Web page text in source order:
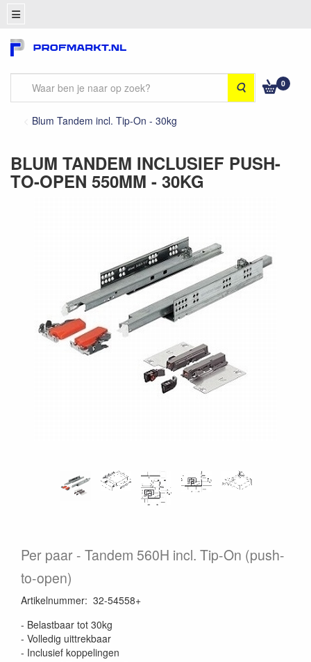
Zoeken 0
Blum Tandem incl. Tip-On - 30kg
BLUM TANDEM INCLUSIEF PUSH-
TO-OPEN 550MM - 30KG
Per paar
Tandem 560H incl. Tip-On (push-
to-open)
Artikelnummer: 32-54558+
- Belastbaar tot 30kg
- Volledig uittrekbaar
- Inclusief koppelingen